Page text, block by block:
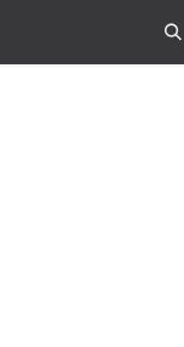
Empleos